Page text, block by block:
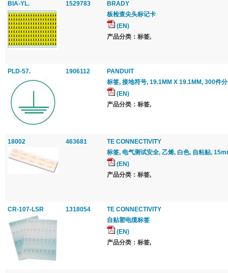
BIA-YL. 1529783
BRADY
板检查尖头标记卡
(EN)
产品分类：标签,
PLD-57. 1906112
PANDUIT
标签, 接地符号, 19.1MM X 19.1MM, 300件
(EN)
产品分类：标签,
18002 463681
TE CONNECTIVITY
标签, 电气测试安全, 乙烯, 白色, 自粘贴,
(EN)
产品分类：标签,
CR-107-LSR 1318054
TE CONNECTIVITY
自贴塑电缆标签
(EN)
产品分类：标签,